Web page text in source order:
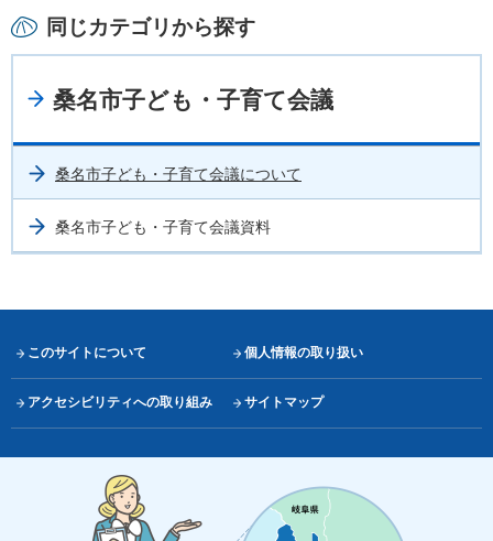
同じカテゴリから探す
桑名市子ども・子育て会議
桑名市子ども・子育て会議について
桑名市子ども・子育て会議資料
このサイトについて 個人情報の取り扱い
アクセシビリティへの取り組み サイトマップ